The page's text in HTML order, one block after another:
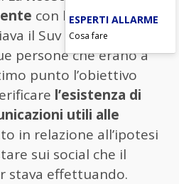
con la verifica della
il Suv e l’analisi dei
persone che erano a
punto l’obiettivo
l’esistenza di
utili alle
in relazione all’ipotesi
sui social che il
stava effettuando.
ESPERTI ALLARME
Cosa fare